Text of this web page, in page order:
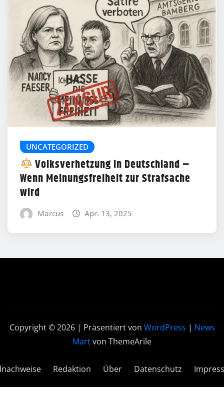
UNCATEGORIZED
Volksverhetzung in Deutschland –
Wenn Meinungsfreiheit zur Strafsache
wird
Marcus Apr. 13, 2025
Copyright © 2026 | Präsentiert von WordPress | News
Martvon ThemeArile
Redaktion Über Datenschutz